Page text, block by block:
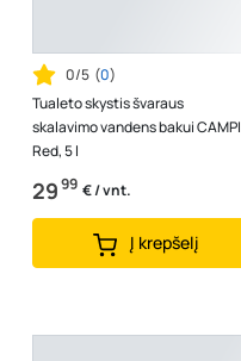
0/5 (0)
Tualeto skystis švaraus
skalavimo vandens bakui CAMPI
Red, 5 l
2999 € / vnt.
Į krepšelį